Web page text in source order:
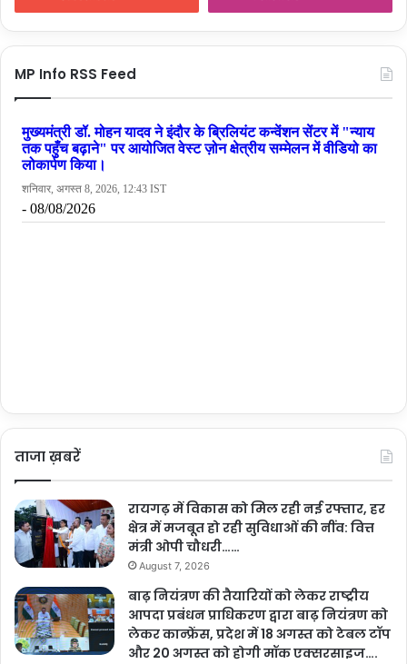
MP Info RSS Feed
ताजा ख़बरें
रायगढ़ में विकास को मिल रही नई रफ्तार, हर
क्षेत्र में मजबूत हो रही सुविधाओं की नींव: वित्त
मंत्री ओपी चौधरी……
August 7, 2026
बाढ़ नियंत्रण की तैयारियों को लेकर राष्ट्रीय
आपदा प्रबंधन प्राधिकरण द्वारा बाढ़ नियंत्रण को
लेकर कान्फ्रेंस, प्रदेश में 18 अगस्त को टेबल टॉप
और 20 अगस्त को होगी मॉक एक्सरसाइज….